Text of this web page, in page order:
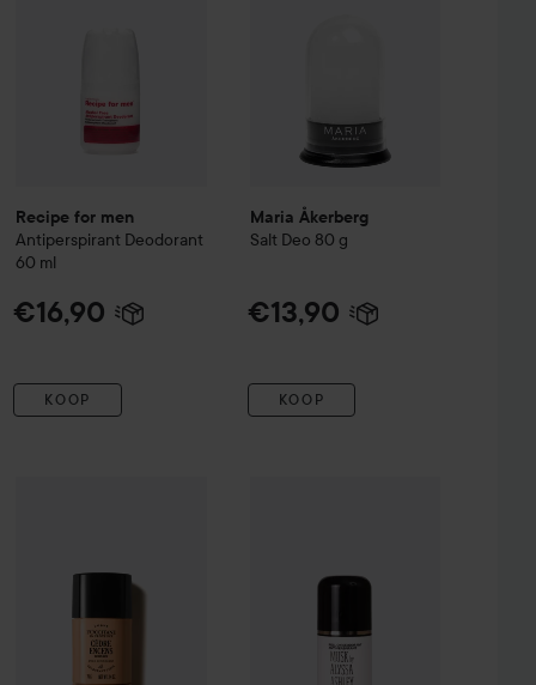
Recipe for men
Antiperspirant Deodorant
60 ml
€16,90
KOOP
Maria Åkerberg
Salt Deo 80 g
€13,90
KOOP